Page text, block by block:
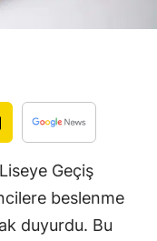
Çanakkale
Çorum
Denizli
Diyarbakır
Edirne
Geçiş
beslenme
duyurdu. Bu